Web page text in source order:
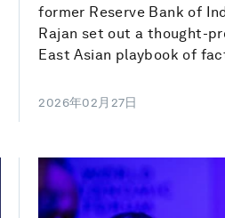
former Reserve Bank of
Rajan set out a thought-
East Asian playbook of
2026年02月27日